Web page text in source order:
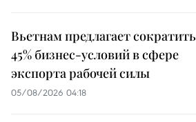
Вьетнам предлагает сократить
45% бизнес-условий в сфере
экспорта рабочей силы
05/08/2026 04:18